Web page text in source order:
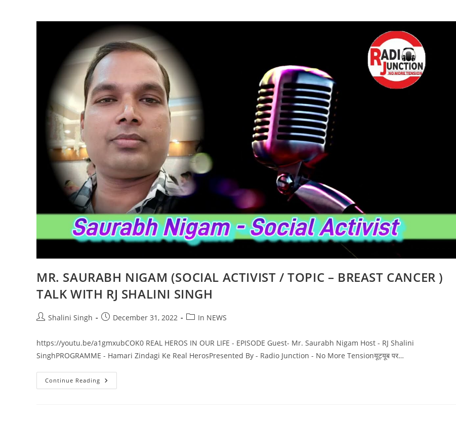
MR. SAURABH NIGAM (SOCIAL ACTIVIST / TOPIC – BREAST CANCER )
TALK WITH RJ SHALINI SINGH
PostShalini Singh
PostDecember 31, 2022
PostIn NEWS
https://youtu.be/a1gmxubCOK0 REAL HEROS IN OUR LIFE - EPISODE Guest- Mr. Saurabh Nigam Host - RJ Shalini
SinghPROGRAMME - Hamari Zindagi Ke Real HerosPresented By - Radio Junction - No More Tensionयूट्यूब पर…
Continue Reading MR.
SAURABH